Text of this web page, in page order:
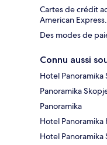
Cartes de crédit
American Express.
Des modes de
Connu aussi
Hotel Panoramika
Panoramika
Panoramika
Hotel Panoramika
Hotel Panoramika